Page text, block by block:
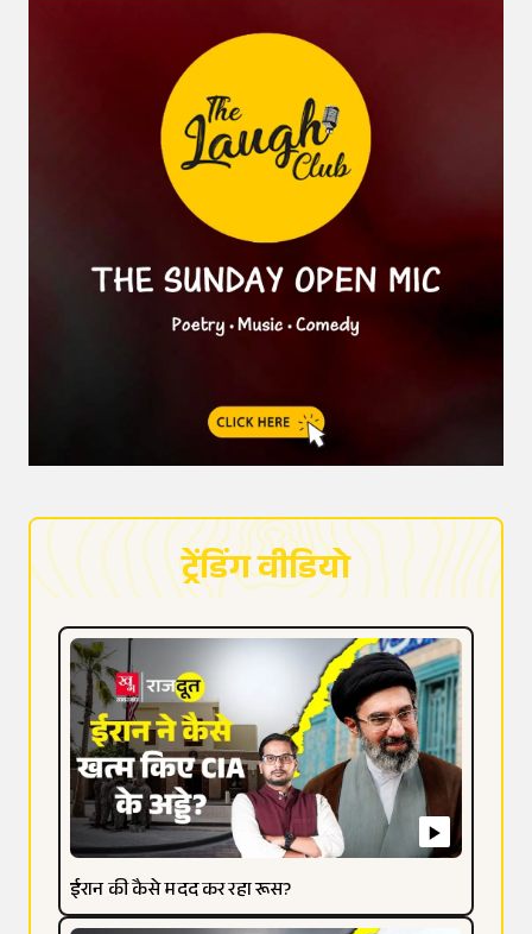
ट्रेंडिंग वीडियो
ईरान की कैसे मदद कर रहा रूस?